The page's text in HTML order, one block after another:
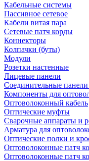
Кабельные системы
Пассивное сетевое
Кабели витая пара
Сетевые патч корды
Коннекторы
Колпачки (буты)
Модули
Розетки настенные
Лицевые панели
Соединительные
Компоненты для
Оптоволоконный кабель
Оптические муфты
Сварочные аппараты и
Арматура для
Оптические полки и
Оптоволоконные патч
Оптоволоконные патч